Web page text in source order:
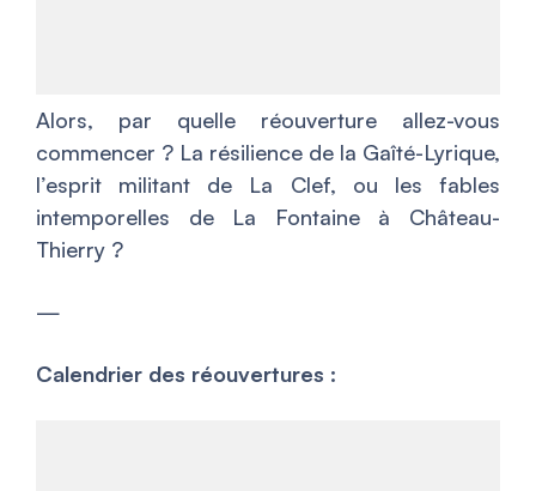
Alors, par quelle réouverture allez-vous
commencer ? La résilience de la Gaîté-Lyrique,
l’esprit militant de La Clef, ou les fables
intemporelles de La Fontaine à Château-
Thierry ?
—
Calendrier des réouvertures :